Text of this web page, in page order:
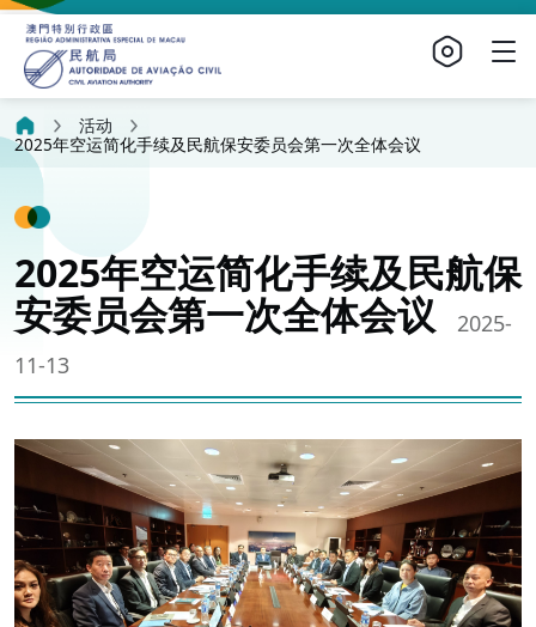
活动
2025年空运简化手续及民航保安委员会第一次全体会议
2025年空运简化手续及民航保
安委员会第一次全体会议
2025-
11-13